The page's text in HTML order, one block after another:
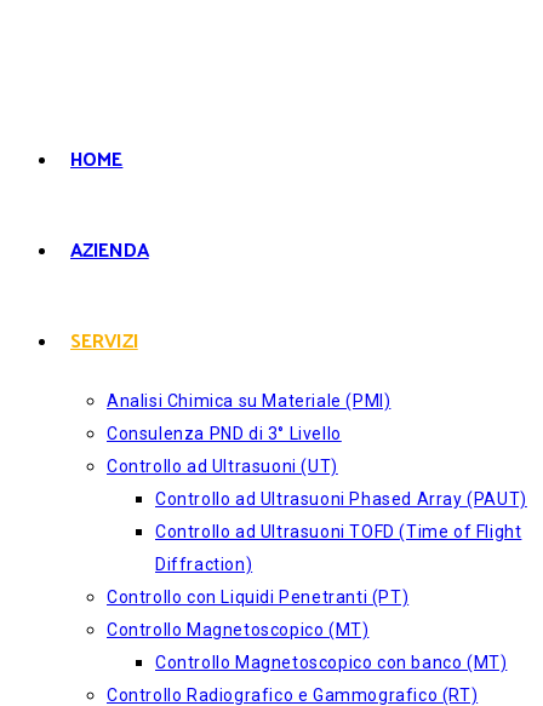
HOME
AZIENDA
SERVIZI
Analisi Chimica su Materiale (PMI)
Consulenza PND di 3° Livello
Controllo ad Ultrasuoni (UT)
Controllo ad Ultrasuoni Phased Array (PAUT)
Controllo ad Ultrasuoni TOFD (Time of Flight
Diffraction)
Controllo con Liquidi Penetranti (PT)
Controllo Magnetoscopico (MT)
Controllo Magnetoscopico con banco (MT)
Controllo Radiografico e Gammografico (RT)